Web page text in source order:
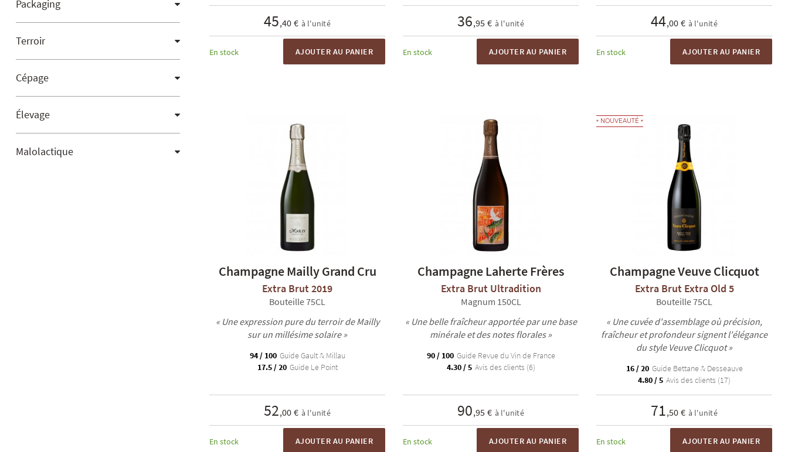
Packaging
Terroir
Cépage
Élevage
Malolactique
45,40 € à l'unité
En stock AJOUTER AU PANIER
36,95 € à l'unité
En stock AJOUTER AU PANIER
44,00 € à l'unité
En stock AJOUTER AU PANIER
Champagne Mailly Grand Cru
Extra Brut 2019
Bouteille 75CL
« Une expression pure du terroir de Mailly
sur un millésime solaire »
94 / 100 Guide Gault & Millau
17.5 / 20 Guide Le Point
52,00 € à l'unité
En stock AJOUTER AU PANIER
Champagne Laherte Frères
Extra Brut Ultradition
Magnum 150CL
« Une belle fraîcheur apportée par une base
minérale et des notes florales »
90 / 100 Guide Revue du Vin de France
4.30 / 5 Avis des clients (6)
90,95 € à l'unité
En stock AJOUTER AU PANIER
NOUVEAUTÉ
Champagne Veuve Clicquot
Extra Brut Extra Old 5
Bouteille 75CL
« Une cuvée d'assemblage où précision,
fraîcheur et profondeur signent l'élégance
du style Veuve Clicquot »
16 / 20 Guide Bettane & Desseauve
4.80 / 5 Avis des clients (17)
71,50 € à l'unité
En stock AJOUTER AU PANIER